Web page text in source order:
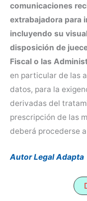
comunicaciones
extrabajadora para
incluyendo su
disposición de
Fiscal o las
en particular de las
datos, para la
derivadas del
prescripción de las
deberá procederse
Autor Legal Adapta